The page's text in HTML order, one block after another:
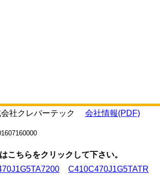
社クレバーテック 会社情報(PDF)
こちらをクリックして下さい。
C410C470J1G5TATR